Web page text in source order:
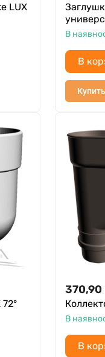
LUX
В
В
370,90
В
В